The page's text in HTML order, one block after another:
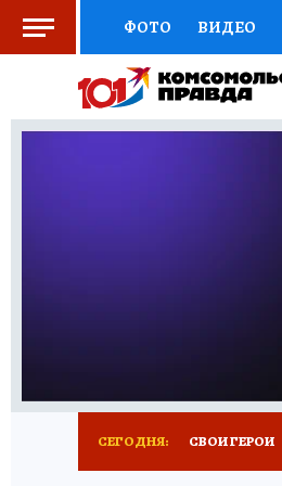
ФОТО ВИДЕО
СОЦПОДДЕРЖКА
ВЫБОР ЭКСПЕРТОВ
СЕГОДНЯ: СВОИ ГЕРОИ